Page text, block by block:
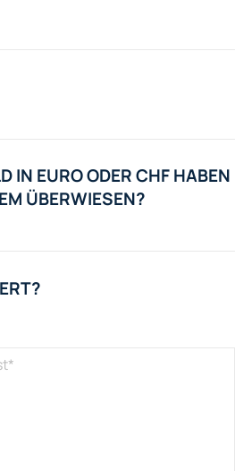
IN EURO ODER CHF HABEN
ÜBERWIESEN?